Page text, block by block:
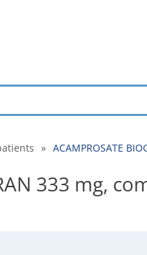
» ACAMPROSATE
333 mg,